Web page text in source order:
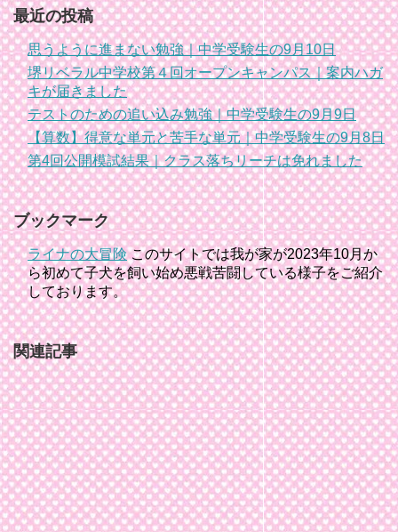
最近の投稿
思うように進まない勉強｜中学受験生の9月10日
堺リベラル中学校第４回オープンキャンパス｜案内ハガ
キが届きました
テストのための追い込み勉強｜中学受験生の9月9日
【算数】得意な単元と苦手な単元｜中学受験生の9月8日
第4回公開模試結果｜クラス落ちリーチは免れました
ブックマーク
ライナの大冒険このサイトでは我が家が2023年10月か
ら初めて子犬を飼い始め悪戦苦闘している様子をご紹介
しております。
関連記事